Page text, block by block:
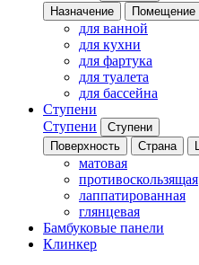
Назначение
Помещение
для ванной
для кухни
для фартука
для туалета
для бассейна
Ступени
Ступени
Ступени
Поверхность
Страна
матовая
противоскользящая
лаппатированная
глянцевая
Бамбуковые панели
Клинкер